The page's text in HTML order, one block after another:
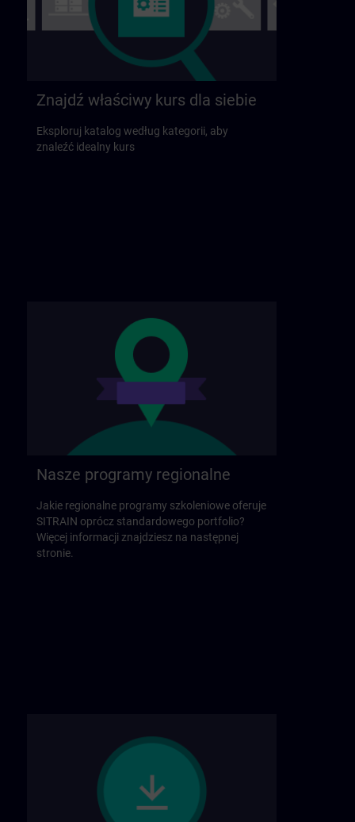
Znajdź właściwy kurs dla siebie
Eksploruj katalog według kategorii, aby
znaleźć idealny kurs
Nasze programy regionalne
Jakie regionalne programy szkoleniowe oferuje
SITRAIN oprócz standardowego portfolio?
Więcej informacji znajdziesz na następnej
stronie.